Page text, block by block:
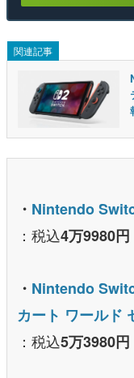
関連記事
・ Nintendo
：税込4万9980円
・ Nintendo
カート ワールド
：税込5万3980円